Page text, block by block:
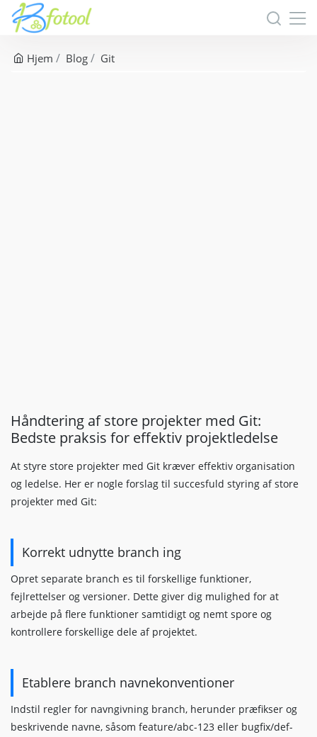
Hjem Blog Git
Håndtering af store projekter med Git:
Bedste praksis for effektiv projektledelse
At styre store projekter med Git kræver effektiv organisation
og ledelse. Her er nogle forslag til succesfuld styring af store
projekter med Git:
Korrekt udnytte branch ing
Opret separate branch es til forskellige funktioner,
fejlrettelser og versioner. Dette giver dig mulighed for at
arbejde på flere funktioner samtidigt og nemt spore og
kontrollere forskellige dele af projektet.
Etablere branch navnekonventioner
Indstil regler for navngivning branch, herunder præfikser og
beskrivende navne, såsom feature/abc-123 eller bugfix/def-